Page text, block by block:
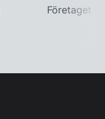
Företaget